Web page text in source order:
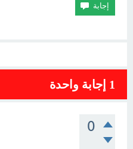
1 إجابة واحدة
0